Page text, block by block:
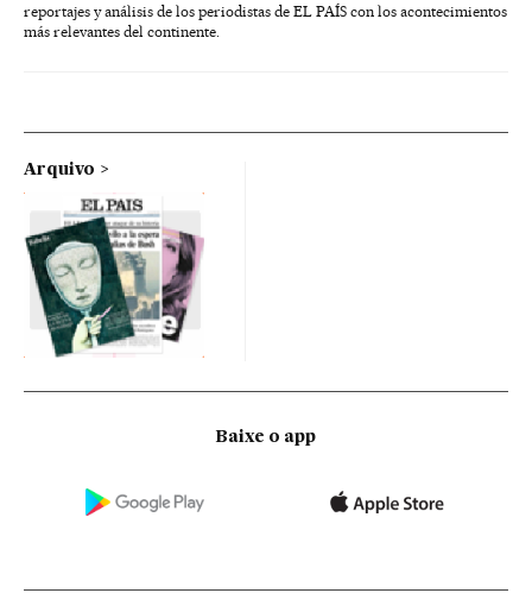
reportajes y análisis de los periodistas de EL PAÍS con los acontecimientos
más relevantes del continente.
Arquivo
Baixe o app